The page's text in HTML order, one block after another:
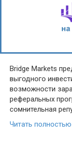
Bridge Markets
выгодного
возможности
реферальных
сомнительная
Читать полностью